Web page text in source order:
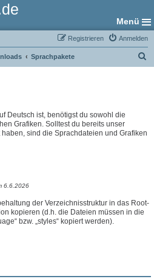
Menü
Anmelden
Registrieren
Sprachpakete
Deutsch ist, benötigst du sowohl die
Grafiken. Solltest du bereits unser
sind die Sprachdateien und Grafiken
6.6.2026
der Verzeichnisstruktur in das Root-
kopieren (d.h. die Dateien müssen in die
bzw. „styles“ kopiert werden).